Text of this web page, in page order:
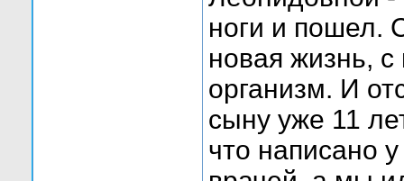
ноги и пошел.
новая жизнь,
организм. И
сыну уже 11
что написано